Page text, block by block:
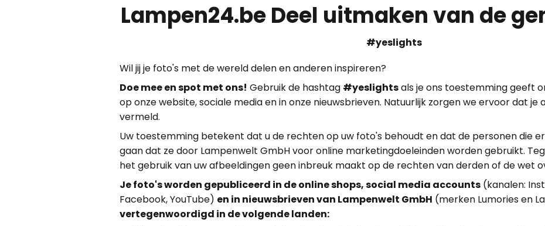
Lampen24.be Deel uitmaken van de
#yeslights
Wil jij je foto's met de wereld delen en anderen inspireren?
Doe mee en spot met ons! Gebruik de hashtag #yeslightsals je ons toestemming geeft
op onze website, sociale media en in onze nieuwsbrieven. Natuurlijk zorgen we ervoor dat
vermeld.
Uw toestemming betekent dat u de rechten op uw foto's behoudt en dat de personen die
gaan dat ze door Lampenwelt GmbH voor online marketingdoeleinden worden gebruikt.
het gebruik van uw afbeeldingen geen inbreuk maakt op de rechten van derden of de wet
Je foto's worden gepubliceerd in de online shops, social media accounts (kanalen:
Facebook, YouTube) en in nieuwsbrieven van Lampenwelt GmbH (merken Lumories en
vertegenwoordigd in de volgende landen: